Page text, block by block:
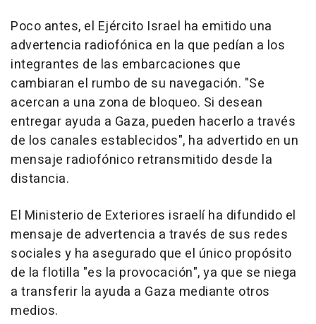
Poco antes, el Ejército Israel ha emitido una
advertencia radiofónica en la que pedían a los
integrantes de las embarcaciones que
cambiaran el rumbo de su navegación. "Se
acercan a una zona de bloqueo. Si desean
entregar ayuda a Gaza, pueden hacerlo a través
de los canales establecidos", ha advertido en un
mensaje radiofónico retransmitido desde la
distancia.
El Ministerio de Exteriores israelí ha difundido el
mensaje de advertencia a través de sus redes
sociales y ha asegurado que el único propósito
de la flotilla "es la provocación", ya que se niega
a transferir la ayuda a Gaza mediante otros
medios.